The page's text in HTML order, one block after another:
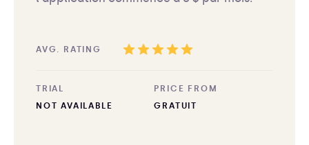
AVG. RATING
TRIAL
NOT AVAILABLE
PRICE FROM
GRATUIT